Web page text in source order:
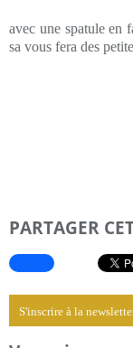
avec une spatule en
sa vous fera des
PARTAGER
S'inscrire à la